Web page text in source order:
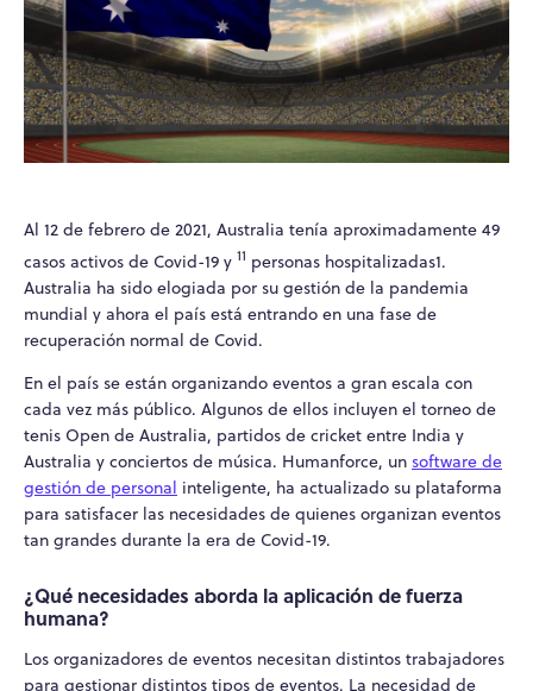
Al 12 de febrero de 2021, Australia tenía aproximadamente 49
casos activos de Covid-19 y 11 personas hospitalizadas1.
Australia ha sido elogiada por su gestión de la pandemia
mundial y ahora el país está entrando en una fase de
recuperación normal de Covid.
En el país se están organizando eventos a gran escala con
cada vez más público. Algunos de ellos incluyen el torneo de
tenis Open de Australia, partidos de cricket entre India y
Australia y conciertos de música. Humanforce, un software de
gestión de personal inteligente, ha actualizado su plataforma
para satisfacer las necesidades de quienes organizan eventos
tan grandes durante la era de Covid-19.
¿Qué necesidades aborda la aplicación de fuerza
humana?
Los organizadores de eventos necesitan distintos trabajadores
para gestionar distintos tipos de eventos. La necesidad de